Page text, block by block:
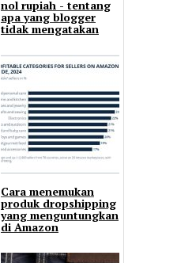
nol rupiah - tentang
apa yang blogger
tidak mengatakan
Cara menemukan
produk dropshipping
yang menguntungkan
di Amazon